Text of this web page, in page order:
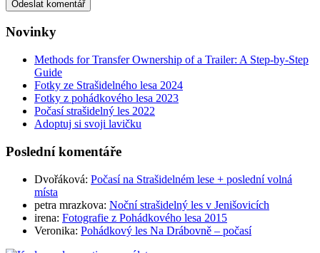
Novinky
Methods for Transfer Ownership of a Trailer: A Step-by-Step
Guide
Fotky ze Strašidelného lesa 2024
Fotky z pohádkového lesa 2023
Počasí strašidelný les 2022
Adoptuj si svoji lavičku
Poslední komentáře
Dvořáková: Počasí na Strašidelném lese + poslední volná
místa
petra mrazkova: Noční strašidelný les v Jenišovicích
irena: Fotografie z Pohádkového lesa 2015
Veronika: Pohádkový les Na Drábovně – počasí